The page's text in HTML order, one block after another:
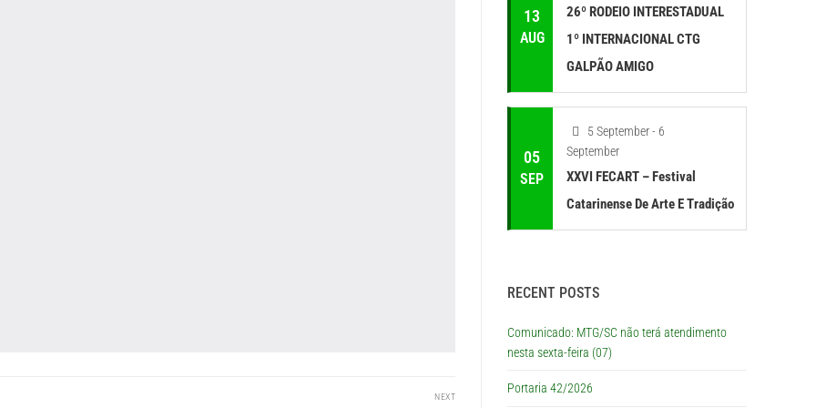
NEXT
13
AUG
26º RODEIO INTERESTADUAL
1º INTERNACIONAL CTG
GALPÃO AMIGO
05
SEP
5 September - 6
September
XXVI FECART – Festival
Catarinense De Arte E Tradição
RECENT POSTS
Comunicado: MTG/SC não terá atendimento
nesta sexta-feira (07)
Portaria 42/2026